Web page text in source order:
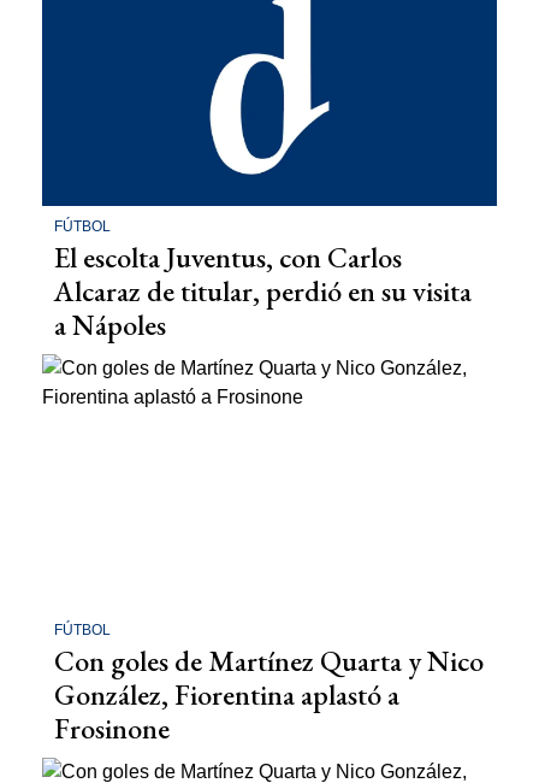
FÚTBOL
El escolta Juventus, con Carlos
Alcaraz de titular, perdió en su visita
a Nápoles
FÚTBOL
Con goles de Martínez Quarta y Nico
González, Fiorentina aplastó a
Frosinone